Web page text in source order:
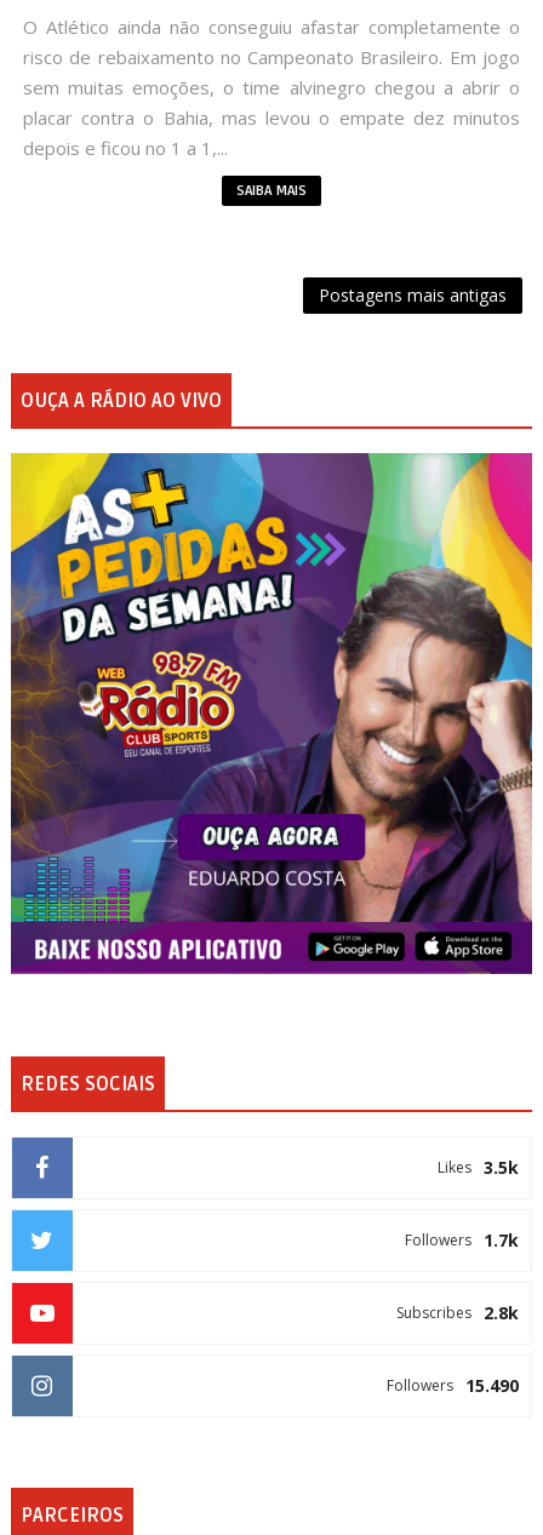
O Atlético ainda não conseguiu afastar completamente o
risco de rebaixamento no Campeonato Brasileiro. Em jogo
sem muitas emoções, o time alvinegro chegou a abrir o
placar contra o Bahia, mas levou o empate dez minutos
depois e ficou no 1 a 1,...
SAIBA MAIS
Postagens mais antigas
OUÇA A RÁDIO AO VIVO
REDES SOCIAIS
3.5k
Likes
1.7k
Followers
2.8k
Subscribes
15.490
Followers
PARCEIROS